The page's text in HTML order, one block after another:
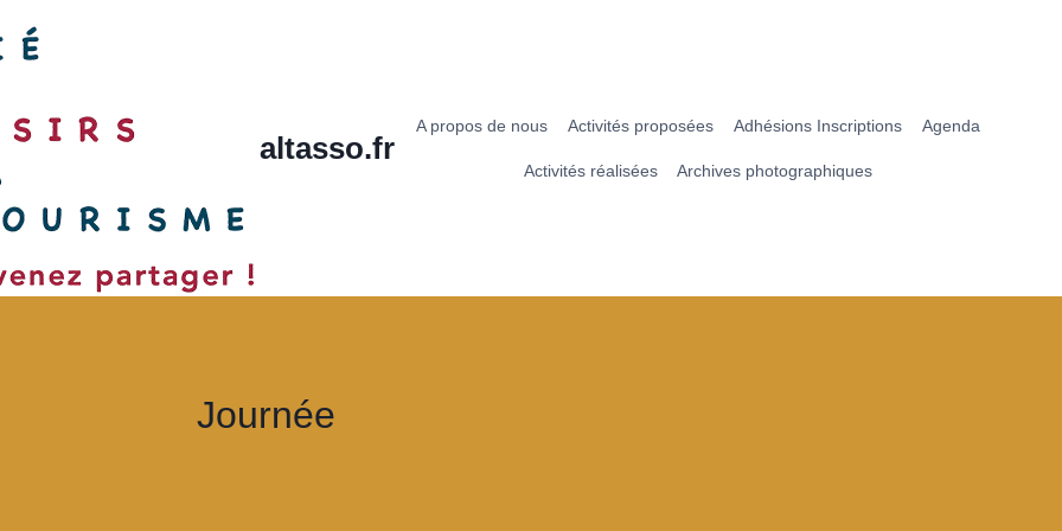
altasso.fr
A propos de nous Activités proposées Adhésions Inscriptions Agenda
Activités réalisées Archives photographiques
Journée